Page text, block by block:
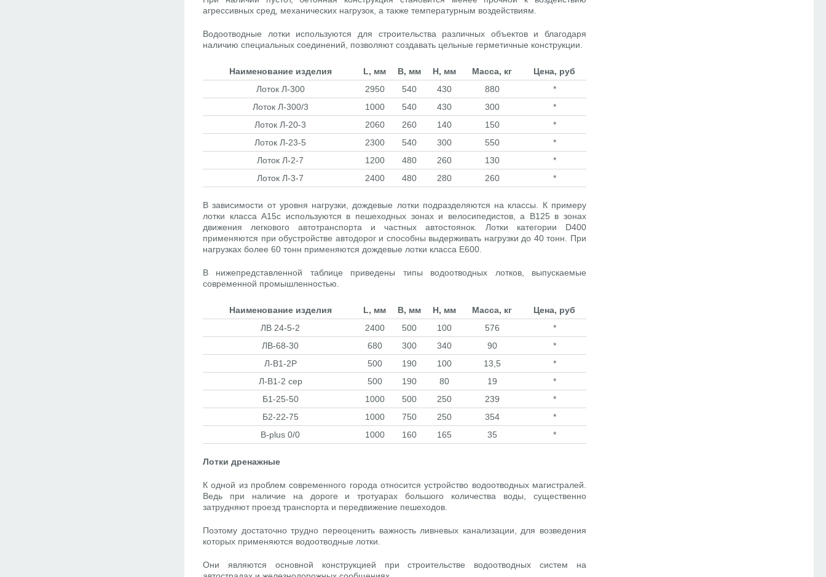
агрессивных сред, механических нагрузок, а также температурным воздействиям.
Водоотводные лотки используются для строительства различных объектов и благодаря
наличию специальных соединений, позволяют создавать цельные герметичные конструкции.
Наименование изделия L, мм B, мм H, мм Масса, кг
Цена, руб
Лоток Л-300
2950 540 430 880
*
Лоток Л-300/3
1000 540 430 300
*
Лоток Л-20-3
2060 260 140 150
*
Лоток Л-23-5
2300 540 300 550
*
Лоток Л-2-7
1200 480 260 130
*
Лоток Л-3-7
2400 480 280 260 *
В зависимости от уровня нагрузки, дождевые лотки подразделяются на классы. К примеру
лотки класса А15с используются в пешеходных зонах и велосипедистов, а В125 в зонах
движения легкового автотранспорта и частных автостоянок. Лотки категории D400
применяются при обустройстве автодорог и способны выдерживать нагрузки до 40 тонн. При
нагрузках более 60 тонн применяются дождевые лотки класса Е600.
В нижепредставленной таблице приведены типы водоотводных лотков, выпускаемые
современной промышленностью.
Наименование изделия L, мм B, мм H, мм Масса, кг
Цена, руб
ЛВ 24-5-2
2400 500 100 576
*
ЛВ-68-30
680 300 340 90
*
Л-В1-2Р
500 190 100 13,5
*
Л-В1-2 сер
500 190 80 19
*
Б1-25-50
1000 500 250 239
*
Б2-22-75
1000 750 250 354
*
В-plus 0/0
1000 160 165 35 *
Лотки дренажные
К одной из проблем современного города относится устройство водоотводных магистралей.
Ведь при наличие на дороге и тротуарах большого количества воды, существенно
затрудняют проезд транспорта и передвижение пешеходов.
Поэтому достаточно трудно переоценить важность ливневых канализации, для возведения
которых применяются водоотводные лотки.
Они являются основной конструкцией при строительстве водоотводных систем на